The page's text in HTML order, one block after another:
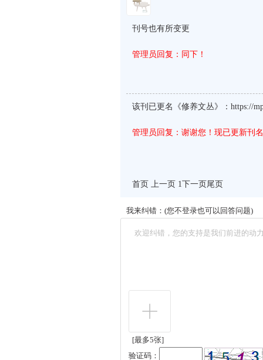
刊号也有所变更
管理员回复：同下！
该刊已更名《修养文丛》：https://
管理员回复：谢谢您！现已更新刊
首页 上一页 1下一页尾页
我来纠错：(您不登录也可以回答问题)
[最多5张]
验证码：